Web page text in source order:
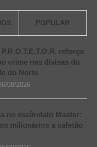
POPULAR
reforça
crime nas divisas do
do Norte
08/2026
no escândalo Master:
milionários a cafetão